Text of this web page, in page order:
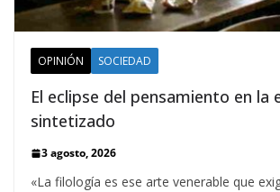
OPINIÓN SOCIEDAD
El eclipse del pensamiento en la
sintetizado
3 agosto, 2026
«La filología es ese arte venerable que